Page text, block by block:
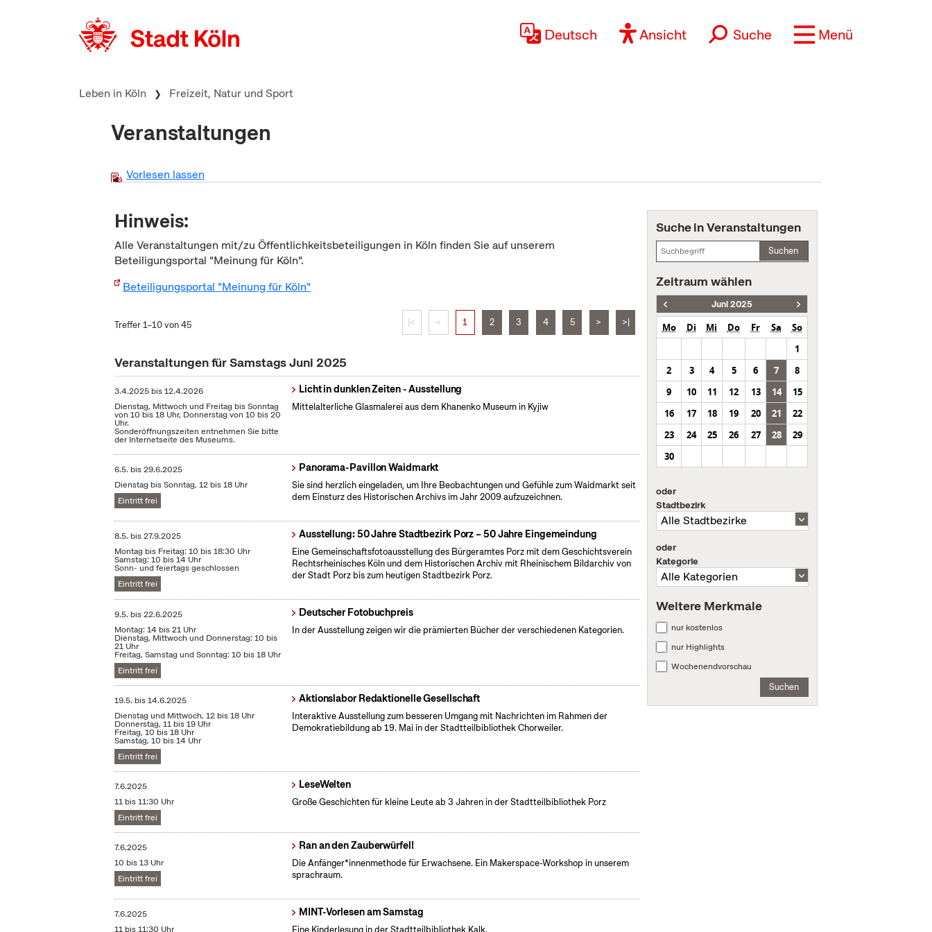
Deutsch Ansicht Suche Menü
Leben in Köln Freizeit, Natur und Sport
Veranstaltungen
Vorlesen lassen
Hinweis:
Alle Veranstaltungen mit/zu Öffentlichkeitsbeteiligungen in Köln finden Sie auf unserem
Beteiligungsportal "Meinung für Köln".
Beteiligungsportal "Meinung für Köln"
Treffer 1–10 von 45 |< < 1 2 3 4 5 > >|
Veranstaltungen für Samstags Juni 2025
3.4.2025 bis12.4.2026
Dienstag, Mittwoch und Freitag bis Sonntag
von 10 bis 18 Uhr, Donnerstag von 10 bis 20
Uhr.
Sonderöffnungszeiten entnehmen Sie bitte
der Internetseite des Museums.
Licht in dunklen Zeiten - Ausstellung
Mittelalterliche Glasmalerei aus dem Khanenko Museum in Kyjiw
6.5. bis29.6.2025
Dienstag bis Sonntag, 12 bis 18 Uhr
Eintritt frei
Panorama-Pavillon Waidmarkt
Sie sind herzlich eingeladen, um Ihre Beobachtungen und Gefühle zum Waidmarkt seit
dem Einsturz des Historischen Archivs im Jahr 2009 aufzuzeichnen.
8.5. bis27.9.2025
Montag bis Freitag: 10 bis 18:30 Uhr
Samstag: 10 bis 14 Uhr
Sonn- und feiertags geschlossen
Eintritt frei
Ausstellung: 50 Jahre Stadtbezirk Porz – 50 Jahre Eingemeindung
Eine Gemeinschaftsfotoausstellung des Bürgeramtes Porz mit dem Geschichtsverein
Rechtsrheinisches Köln und dem Historischen Archiv mit Rheinischem Bildarchiv von
der Stadt Porz bis zum heutigen Stadtbezirk Porz.
9.5. bis22.6.2025
Montag: 14 bis 21 Uhr
Dienstag, Mittwoch und Donnerstag: 10 bis
21 Uhr
Freitag, Samstag und Sonntag: 10 bis 18 Uhr
Eintritt frei
Deutscher Fotobuchpreis
In der Ausstellung zeigen wir die prämierten Bücher der verschiedenen Kategorien.
19.5. bis14.6.2025
Dienstag und Mittwoch, 12 bis 18 Uhr
Donnerstag, 11 bis 19 Uhr
Freitag, 10 bis 18 Uhr
Samstag, 10 bis 14 Uhr
Eintritt frei
Aktionslabor Redaktionelle Gesellschaft
Interaktive Ausstellung zum besseren Umgang mit Nachrichten im Rahmen der
Demokratiebildung ab 19. Mai in der Stadtteilbibliothek Chorweiler.
7.6.2025
11 bis 11:30 Uhr
Eintritt frei
LeseWelten
Große Geschichten für kleine Leute ab 3 Jahren in der Stadtteilbibliothek Porz
7.6.2025
10 bis 13 Uhr
Eintritt frei
Ran an den Zauberwürfel!
Die Anfänger*innenmethode für Erwachsene. Ein Makerspace-Workshop in unserem
sprachraum.
7.6.2025
11 bis 11:30 Uhr
MINT-Vorlesen am Samstag
Suche in Veranstaltungen
Suchen
Zeitraum wählen
Juni 2025
Mo Di Mi Do Fr Sa
So
1
2
3 4 5 6 7
8
9
10 11 12 13 14
15
16
17 18 19 20 21
22
23
24 25 26 27 28
29
30
oder
Stadtbezirk
oder
Kategorie
Weitere Merkmale
nur kostenlos
nur Highlights
Wochenendvorschau
Suchen